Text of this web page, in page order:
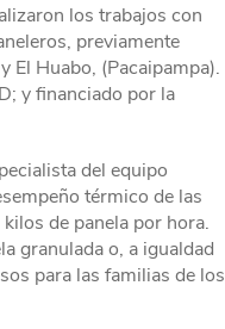
los trabajos con
previamente
El Huabo, (Pacaipampa).
y financiado por la
del equipo
térmico de las
de panela por hora.
granulada o, a igualdad
para las familias de los